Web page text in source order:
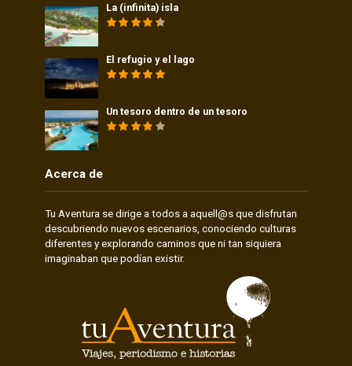
La (infinita) isla
El refugio y el lago
Un tesoro dentro de un tesoro
Acerca de
Tu Aventura se dirige a todos a aquell@s que disfrutan
descubriendo nuevos escenarios, conociendo culturas
diferentes y explorando caminos que ni tan siquiera
imaginaban que podían existir.